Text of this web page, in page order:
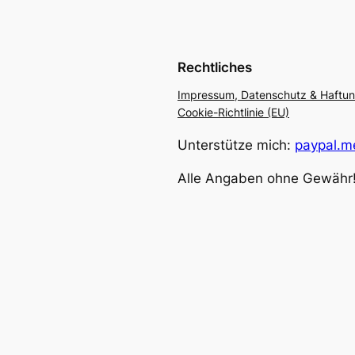
Rechtliches
Impressum, Datenschutz &
Cookie-Richtlinie (EU)
Unterstütze mich:
Alle Angaben ohne Gewähr!